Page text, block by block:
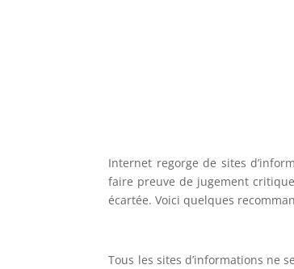
Internet regorge de sites
faire preuve de jugement
écartée. Voici quelques
Tous les sites d’informations ne